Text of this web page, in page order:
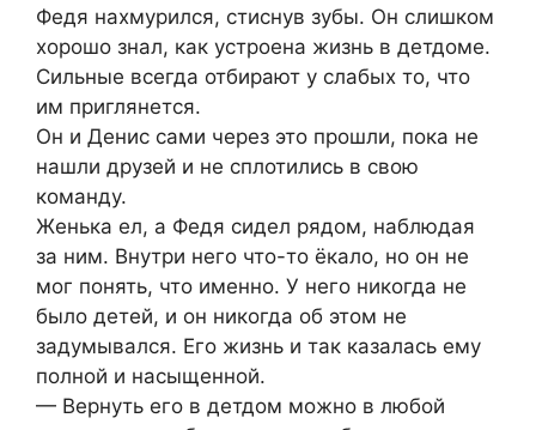
Федя нахмурился, стиснув зубы. Он слишком
хорошо знал, как устроена жизнь в детдоме.
Сильные всегда отбирают у слабых то, что
им приглянется.
Он и Денис сами через это прошли, пока не
нашли друзей и не сплотились в свою
команду.
Женька ел, а Федя сидел рядом, наблюдая
за ним. Внутри него что-то ёкало, но он не
мог понять, что именно. У него никогда не
было детей, и он никогда об этом не
задумывался. Его жизнь и так казалась ему
полной и насыщенной.
— Вернуть его в детдом можно в любой